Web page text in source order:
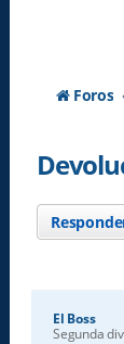
Foros
El Boss
Segunda